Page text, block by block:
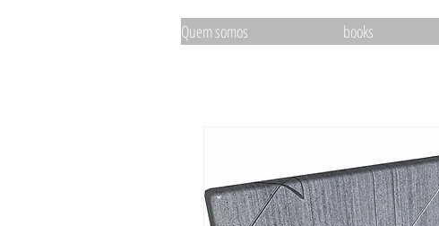
Quem somos books